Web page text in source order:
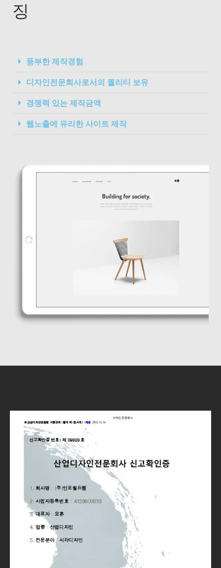
징
풍부한 제작경험
디자인전문회사로서의 퀄리티 보유
경쟁력 있는 제작금액
웹노출에 유리한 사이트 제작